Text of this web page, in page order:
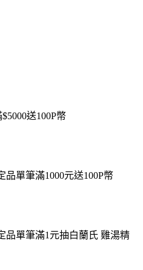
送100P幣
品單筆滿1000元送100P幣
品單筆滿1元抽白蘭氏 雞湯精